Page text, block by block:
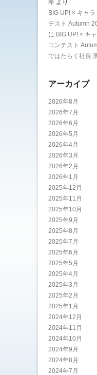
希 より
BIG UP! × キャ
テスト Autumn
に BIG UP! × キ
コンテスト
ではたらく社長
アーカイブ
2026年8月
2026年7月
2026年6月
2026年5月
2026年4月
2026年3月
2026年2月
2026年1月
2025年12月
2025年11月
2025年10月
2025年9月
2025年8月
2025年7月
2025年6月
2025年5月
2025年4月
2025年3月
2025年2月
2025年1月
2024年12月
2024年11月
2024年10月
2024年9月
2024年8月
2024年7月